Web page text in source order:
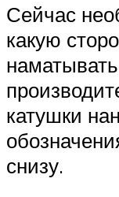
Сейчас
какую
катушки
снизу.